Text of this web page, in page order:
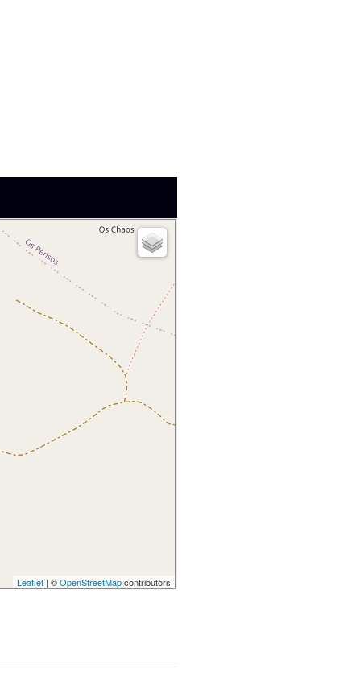
Leaflet | ©OpenStreetMapcontributors